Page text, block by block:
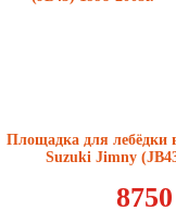
Площадка для лебёдки
Suzuki Jimny
8750